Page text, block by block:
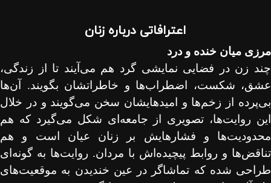
اعترافاتی درباره زنان
مرزی میان خنده و درد
چند زن در فضایی نمایشی گرد هم می‌آیند تا از زندگی،
عشق، شکست، اضطراب‌ها و خاطراتشان بگویند. آن‌ها
بی‌پرده از زخم‌ها و امیدهایشان سخن می‌گویند و در خلال
این روایت‌ها، تصویری از جامعه‌ای شکل می‌گیرد که هم
محدودیت‌ها و فشارهایش بر زنان عیان است و هم
تناقض‌ها و روابط پیچیده‌اش با مردان. روایت‌ها به گونه‌ای
طراحی شده که تماشاگر در عین خندیدن به موقعیت‌های